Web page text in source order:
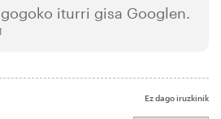
gogoko iturri gisa Googlen.
Ez dago iruzkinik